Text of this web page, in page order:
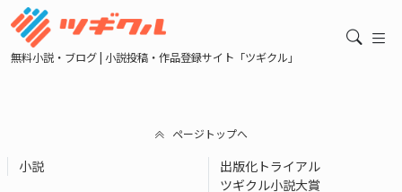
無料小説・ブログ | 小説投稿・作品登録サイト「ツギクル」
ページトップへ
小説
出版化トライアル
ツギクル小説大賞